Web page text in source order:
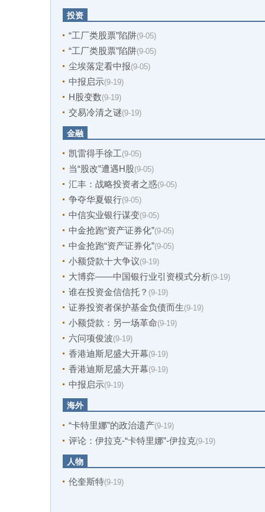
投资
“工厂类股票”陷阱(9-05)
“工厂类股票”陷阱(9-05)
尘埃落定看中报(9-05)
中报启示(9-19)
H股变数(9-19)
交易冷清之谜(9-19)
金融
凯雷得手徐工(9-05)
当“股改”遭遇H股(9-05)
汇丰：战略投资者之惑(9-05)
争夺华夏银行(9-05)
中信实业银行谋变(9-05)
中金抢跑“资产证券化”(9-05)
中金抢跑“资产证券化”(9-05)
小额贷款十大争议(9-19)
大博弈——中国银行业引资模式分析(9-19)
谁在投资金信信托？ (9-19)
证券投资者保护基金负债而生(9-19)
小额贷款：另一场革命(9-19)
六问项俊波(9-19)
香港迪斯尼盛大开幕(9-19)
香港迪斯尼盛大开幕(9-19)
中报启示(9-19)
海外
“卡特里娜”的政治遗产(9-19)
评论：伊拉克-“卡特里娜”-伊拉克(9-19)
人物
伦奎斯特(9-19)